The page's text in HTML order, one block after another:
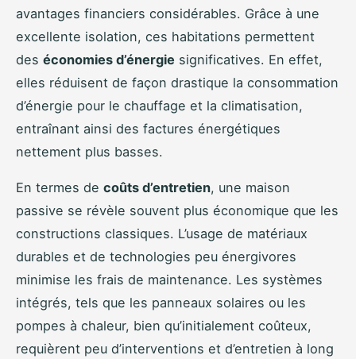
avantages financiers considérables. Grâce à une
excellente isolation, ces habitations permettent
des économies d’énergie significatives. En effet,
elles réduisent de façon drastique la consommation
d’énergie pour le chauffage et la climatisation,
entraînant ainsi des factures énergétiques
nettement plus basses.
En termes de coûts d’entretien, une maison
passive se révèle souvent plus économique que les
constructions classiques. L’usage de matériaux
durables et de technologies peu énergivores
minimise les frais de maintenance. Les systèmes
intégrés, tels que les panneaux solaires ou les
pompes à chaleur, bien qu’initialement coûteux,
requièrent peu d’interventions et d’entretien à long